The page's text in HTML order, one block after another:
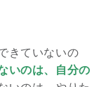
きていないの
いのは、自分の